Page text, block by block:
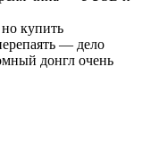
купить
— дело
донгл очень